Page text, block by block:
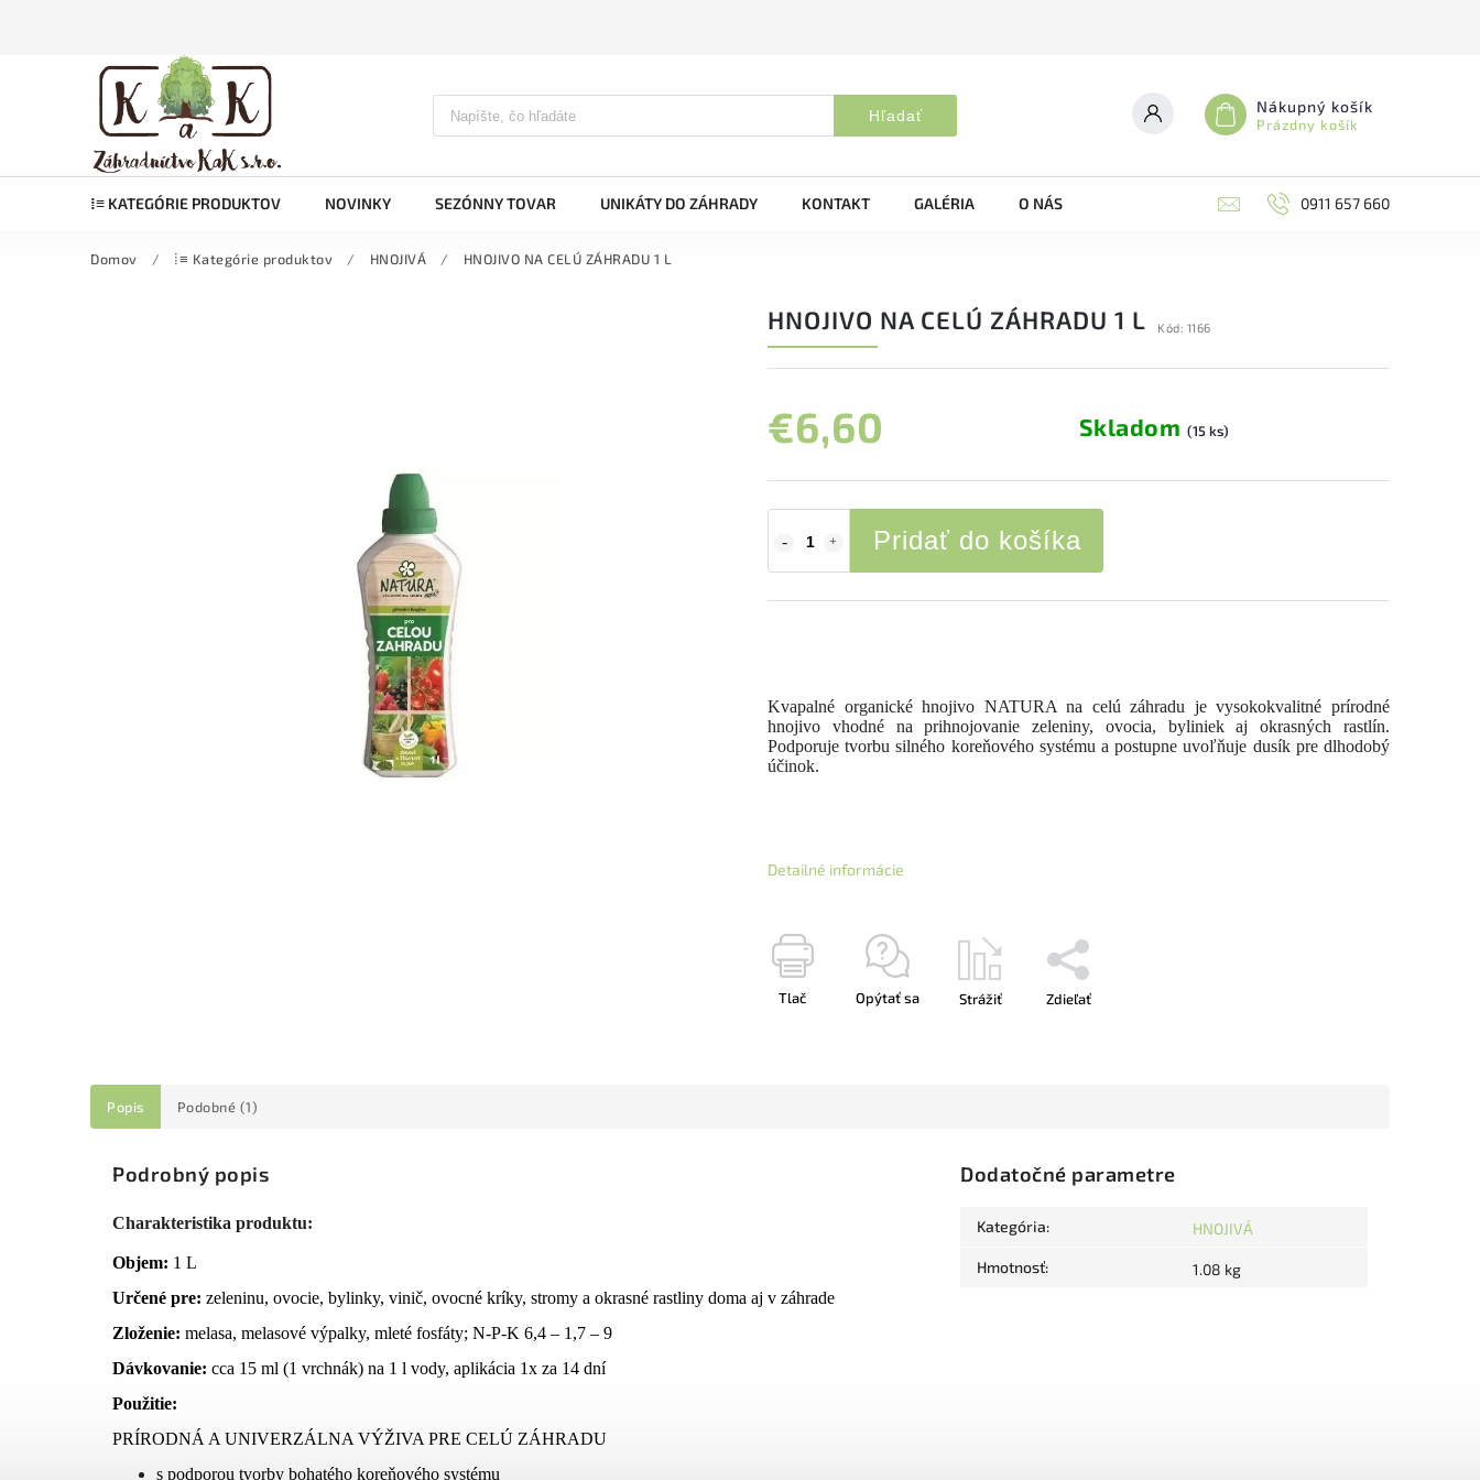
Hľadať Nákupný košík
Prázdny košík
⁞≡ KATEGÓRIE PRODUKTOV NOVINKY SEZÓNNY TOVAR UNIKÁTY DO ZÁHRADY KONTAKT GALÉRIA O NÁS 0911 657 660
Domov / ⁞≡ Kategórie produktov / HNOJIVÁ / HNOJIVO NA CELÚ ZÁHRADU 1 L
HNOJIVO NA CELÚ ZÁHRADU 1 L Kód: 1166
€6,60 Skladom (15 ks)
Pridať do košíka
Kvapalné organické hnojivo NATURA na celú záhradu je vysokokvalitné prírodné
hnojivo vhodné na prihnojovanie zeleniny, ovocia, byliniek aj okrasných rastlín.
Podporuje tvorbu silného koreňového systému a postupne uvoľňuje dusík pre dlhodobý
účinok.
Detailné informácie
Tlač Opýtať sa Strážiť Zdieľať
Popis Podobné (1)
Podrobný popis
Charakteristika produktu:
Objem: 1 L
Určené pre: zeleninu, ovocie, bylinky, vinič, ovocné kríky, stromy a okrasné rastliny doma aj v záhrade
Zloženie: melasa, melasové výpalky, mleté fosfáty; N-P-K 6,4 – 1,7 – 9
Dávkovanie: cca 15 ml (1 vrchnák) na 1 l vody, aplikácia 1x za 14 dní
Použitie:
PRÍRODNÁ A UNIVERZÁLNA VÝŽIVA PRE CELÚ ZÁHRADU
s podporou tvorby bohatého koreňového systému
Dodatočné parametre
Kategória: HNOJIVÁ
Hmotnosť: 1.08 kg